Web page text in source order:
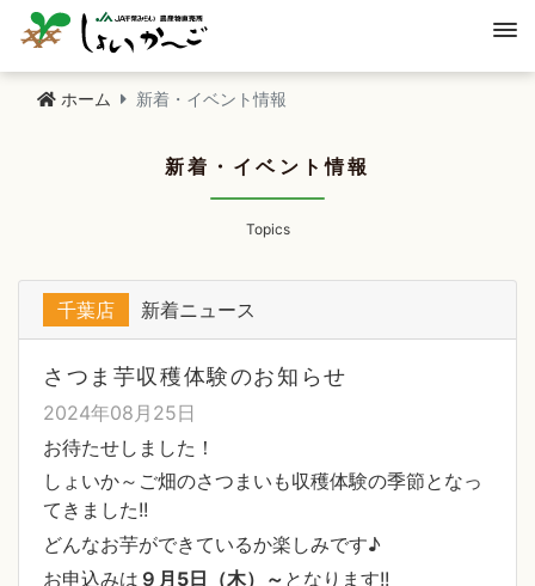
ホーム 新着・イベント情報
新着・イベント情報
Topics
千葉店 新着ニュース
さつま芋収穫体験のお知らせ
2024年08月25日
お待たせしました！
しょいか～ご畑のさつまいも収穫体験の季節となっ
てきました!!
どんなお芋ができているか楽しみです♪
お申込みは ９月5日（木）～ となります!!